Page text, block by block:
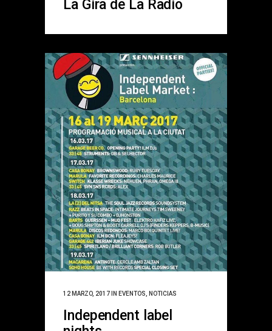
La Gira de La Radio
12 MARZO, 2017 IN EVENTOS NOTICIAS
Independent label